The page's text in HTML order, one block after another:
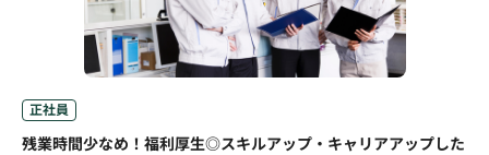
正社員
残業時間少なめ！福利厚生◎スキルアップ・キャリアアップした